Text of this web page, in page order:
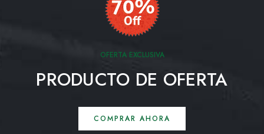
OFERTA EXCLUSIVA
PRODUCTO DE OFERTA
COMPRAR AHORA